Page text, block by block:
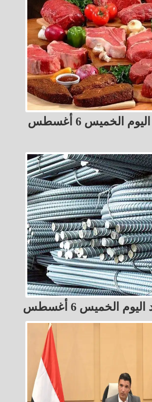
أسعار اللحوم اليوم الخميس 6 أغسطس
الخميس 6 أغسطس